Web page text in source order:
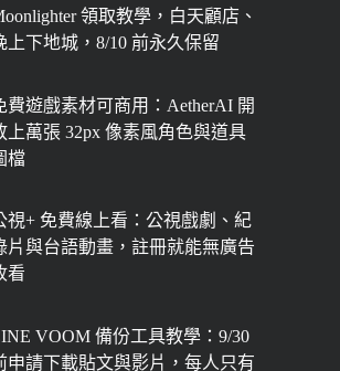
領取教學，白天顧店、
上下地城，8/10 前永久保留
費遊戲素材可商用：AetherAI 開
上萬張 32px 像素風角色與道具
檔
視+ 免費線上看：公視戲劇、紀
片與台語動畫，註冊就能無廣告
看
VOOM 備份工具教學：9/30
申請下載貼文與影片，每人只有